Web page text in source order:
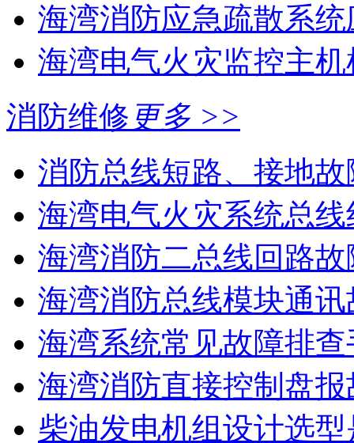
海湾消防应急疏散系统
海湾电气火灾监控主
消防维修 更多 >>
消防总线短路、接地故
海湾电气火灾系统总线
海湾消防二总线回路故
海湾消防总线模块通讯
海湾系统常见故障排
海湾消防直接控制盘报
柴油发电机组设计选型